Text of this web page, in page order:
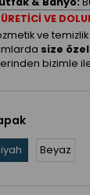
VE
ve
size
bizimle
Beyaz